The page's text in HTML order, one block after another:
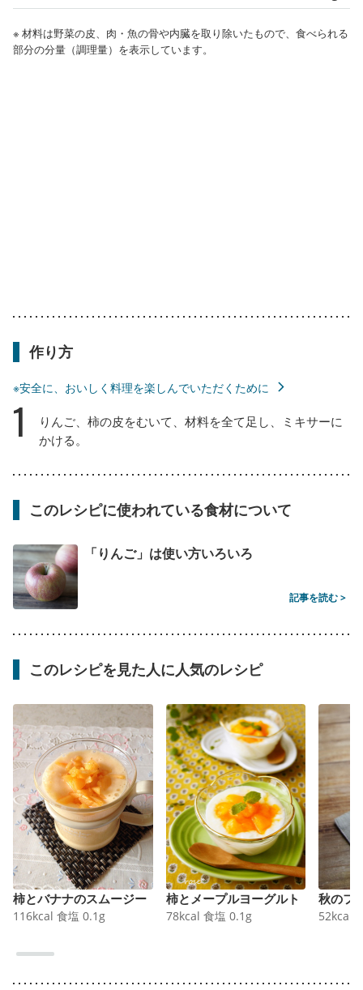
※ 材料は野菜の皮、肉・魚の骨や内臓を取り除いたもので、食べられる
部分の分量（調理量）を表示しています。
作り方
※安全に、おいしく料理を楽しんでいただくために
1
りんご、柿の皮をむいて、材料を全て足し、ミキサーに
かける。
このレシピに使われている食材について
「りんご」は使い方いろいろ
記事を読む >
このレシピを見た人に人気のレシピ
柿とバナナのスムージー
116kcal 食塩 0.1 g
柿とメープルヨーグルト
78kcal 食塩 0.1 g
秋のフ
52kcal